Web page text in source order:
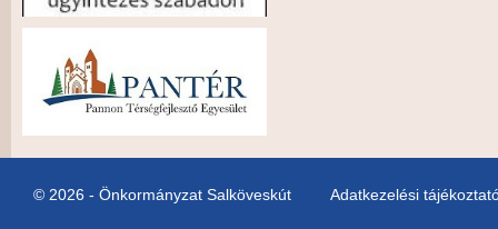
© 2026 - Önkormányzat Salköveskút Adatkezelési